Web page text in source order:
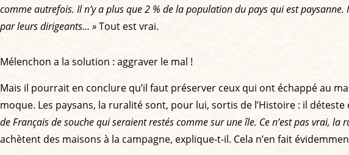
comme autrefois. Il n’y a plus que 2 % de la population du pays qui est
par leurs dirigeants… »Tout est vrai.
Mélenchon a la solution : aggraver le mal !
Mais il pourrait en conclure qu’il faut préserver ceux qui ont échappé au
moque. Les paysans, la ruralité sont, pour lui, sortis de l’Histoire : il
de Français de souche qui seraient restés comme sur une île. Ce n’est pas vrai, la
achètent des maisons à la campagne, explique-t-il. Cela n’en fait